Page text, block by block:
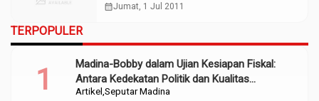
calendar_monthJumat, 1 Jul 2011
TERPOPULER
Artikel Seputar Madina
Madina-Bobby dalam Ujian Kesiapan Fiskal:
Antara Kedekatan Politik dan Kualitas
Perencanaan